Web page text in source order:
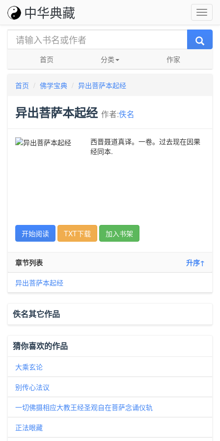
中华典藏
首页 分类 作家
首页 佛学宝典 异出菩萨本起经
异出菩萨本起经 作者:佚名
西晋聂道真译。一卷。过去现在因果
经同本.
开始阅读 TXT下载 加入书架
章节列表 升序↑
异出菩萨本起经
佚名其它作品
猜你喜欢的作品
大乘玄论
别传心法议
一切佛摄相应大教王经圣观自在菩萨念诵仪轨
正法眼藏